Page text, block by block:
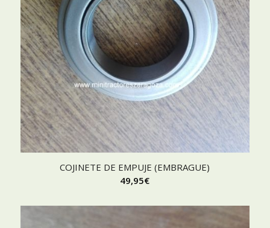
COJINETE DE EMPUJE (EMBRAGUE)
49,95€